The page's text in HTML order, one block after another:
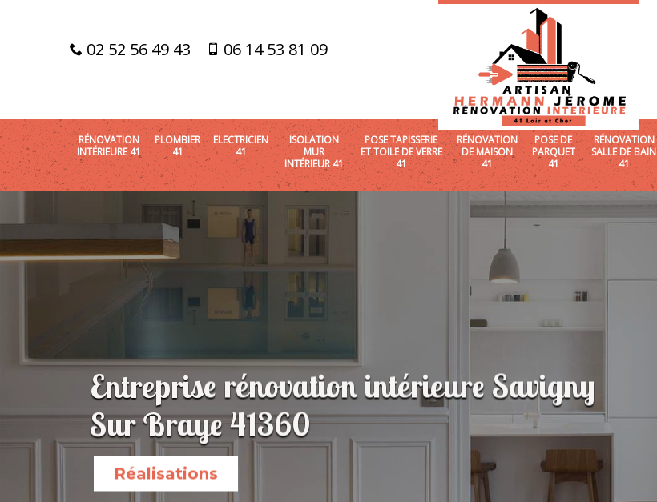
02 52 56 49 43 06 14 53 81 09
RÉNOVATION
INTÉRIEURE 41
PLOMBIER
41
ELECTRICIEN
41
ISOLATION
MUR
INTÉRIEUR 41
POSE TAPISSERIE
ET TOILE DE VERRE
41
RÉNOVATION
DE MAISON
41
POSE DE
PARQUET
41
RÉNOVATION
SALLE DE BAIN
41
Entreprise rénovation intérieure Savigny
Sur Braye 41360
Réalisations